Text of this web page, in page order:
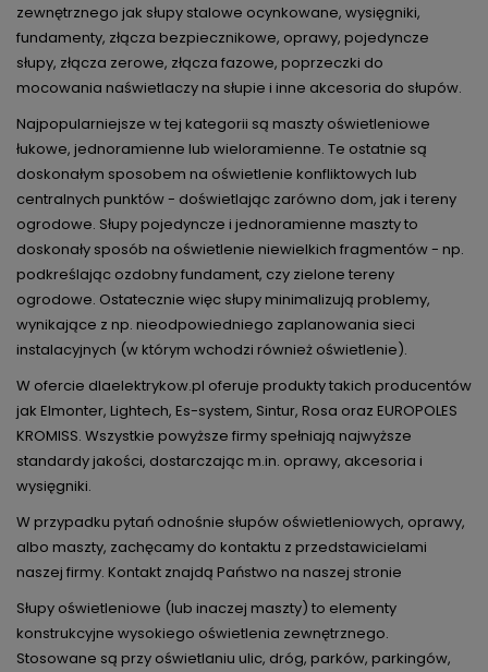
zewnętrznego jak słupy stalowe ocynkowane, wysięgniki,
fundamenty, złącza bezpiecznikowe, oprawy, pojedyncze
słupy, złącza zerowe, złącza fazowe, poprzeczki do
mocowania naświetlaczy na słupie i inne akcesoria do słupów.
Najpopularniejsze w tej kategorii są maszty oświetleniowe
łukowe, jednoramienne lub wieloramienne. Te ostatnie są
doskonałym sposobem na oświetlenie konfliktowych lub
centralnych punktów - doświetlając zarówno dom, jak i tereny
ogrodowe. Słupy pojedyncze i jednoramienne maszty to
doskonały sposób na oświetlenie niewielkich fragmentów - np.
podkreślając ozdobny fundament, czy zielone tereny
ogrodowe. Ostatecznie więc słupy minimalizują problemy,
wynikające z np. nieodpowiedniego zaplanowania sieci
instalacyjnych (w którym wchodzi również oświetlenie).
W ofercie dlaelektrykow.pl oferuje produkty takich producentów
jak Elmonter, Lightech, Es-system, Sintur, Rosa oraz EUROPOLES
KROMISS. Wszystkie powyższe firmy spełniają najwyższe
standardy jakości, dostarczając m.in. oprawy, akcesoria i
wysięgniki.
W przypadku pytań odnośnie słupów oświetleniowych, oprawy,
albo maszty, zachęcamy do kontaktu z przedstawicielami
naszej firmy. Kontakt znajdą Państwo na naszej stronie
Słupy oświetleniowe (lub inaczej maszty) to elementy
konstrukcyjne wysokiego oświetlenia zewnętrznego.
Stosowane są przy oświetlaniu ulic, dróg, parków, parkingów,